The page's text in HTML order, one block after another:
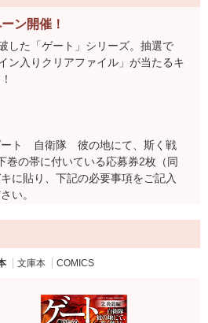
ン開催！
した「ゲート」シリーズ。抽選で
ン入りクリアファイル」が当たるキ
ート 自衛隊 彼の地にて、斯く戦
の帯に付いている応募券2枚（同
に貼り、下記の必要事項をご記入
い。
住所 ③氏名 ④年齢 ⑤電話番号 ⑥ご
文庫本 COMICS